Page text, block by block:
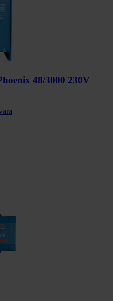
48/3000 230V